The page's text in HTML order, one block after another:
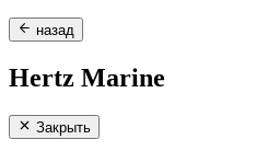
назад
Hertz Marine
Закрыть